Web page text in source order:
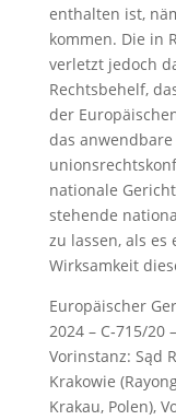
enthalten ist,
kommen. Die in
verletzt jedoch
Rechtsbehelf,
der
das
nationale
stehende
zu lassen, als
Wirksamkeit
Europäischer
2024 – C‑715/20 –
Vorinstanz: Sąd
Krakowie
Krakau, Polen),